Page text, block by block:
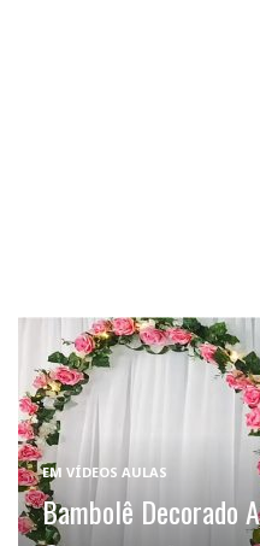
EM VÍDEOS AULAS
Bambolê Decorado